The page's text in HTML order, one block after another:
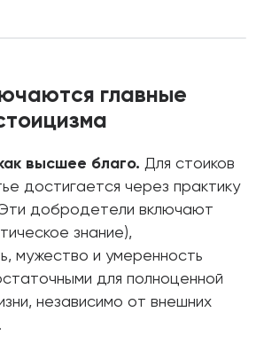
главные
высшее благо. Для стоиков
достигается через практику
добродетели включают
знание),
мужество и умеренность
для полноценной
независимо от внешних